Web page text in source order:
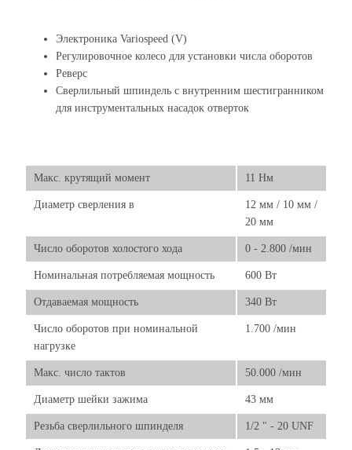
Электроника Variospeed (V)
Регулировочное колесо для установки числа оборотов
Реверс
Сверлильный шпиндель с внутренним шестигранником
для инструментальных насадок отверток
Макс. крутящий момент 11 Нм
Диаметр сверления в
12 мм / 10 мм /
20 мм
Число оборотов холостого хода 0 - 2.800 /мин
Номинальная потребляемая мощность 600 Вт
Отдаваемая мощность 340 Вт
Число оборотов при номинальной
нагрузке
1.700 /мин
Макс. число тактов 50.000 /мин
Диаметр шейки зажима 43 мм
Резьба сверлильного шпинделя 1/2 " - 20 UNF